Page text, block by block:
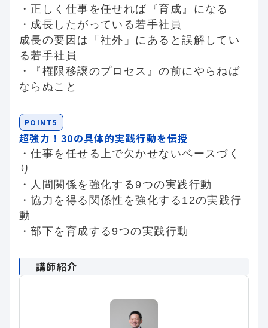
・正しく仕事を任せれば『育成』になる
・成長したがっている若手社員
成長の要因は「社外」にあると誤解してい
る若手社員
・『権限移譲のプロセス』の前にやらねば
ならぬこと
POINT5
超強力！30の具体的実践行動を伝授
・仕事を任せる上で欠かせないベースづく
り
・人間関係を強化する9つの実践行動
・協力を得る関係性を強化する12の実践行
動
・部下を育成する9つの実践行動
講師紹介